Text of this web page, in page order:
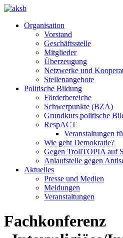
Organisation
Vorstand
Geschäftsstelle
Mitglieder
Überzeugung
Netzwerke und
Stellenangebote
Politische Bildung
Förderbereiche
Schwerpunkte (BZA)
Grundkurs politische
RespACT
Veranstaltungen
Wie geht Demokratie?
Gegen TrollTOPIA auf
Anlaufstelle gegen
Aktuelles
Presse und Medien
Meldungen
Veranstaltungen
Fachkonferenz